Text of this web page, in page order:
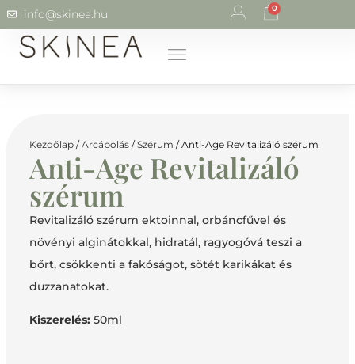
info@skinea.hu 0
Kezdőlap /Arcápolás /Szérum / Anti-Age Revitalizáló szérum
Anti-Age Revitalizáló
szérum
Revitalizáló szérum ektoinnal, orbáncfűvel és
növényi alginátokkal, hidratál, ragyogóvá teszi a
bőrt, csökkenti a fakóságot, sötét karikákat és
duzzanatokat.
Kiszerelés: 50ml